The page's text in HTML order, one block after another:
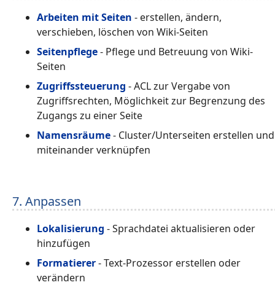
Arbeiten mit Seiten - erstellen, ändern,
verschieben, löschen von Wiki-Seiten
Seitenpflege- Pflege und Betreuung von Wiki-
Seiten
Zugriffssteuerung - ACL zur Vergabe von
Zugriffsrechten, Möglichkeit zur Begrenzung des
Zugangs zu einer Seite
Namensräume- Cluster/Unterseiten erstellen und
miteinander verknüpfen
7. Anpassen
Lokalisierung - Sprachdatei aktualisieren oder
hinzufügen
Formatierer- Text-Prozessor erstellen oder
verändern